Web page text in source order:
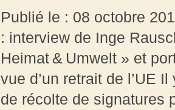
Publié le : 08 octobre
: interview de Inge
Heimat & Umwelt » et
vue d’un retrait de l’UE
de récolte de signatures